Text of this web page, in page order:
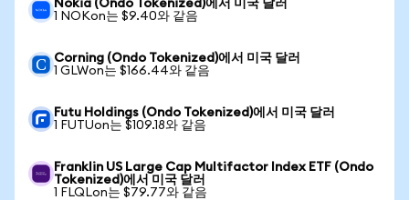
Nokia (Ondo Tokenized)에서 미국 달러
1 NOKon는 $9.40와 같음
Corning (Ondo Tokenized)에서 미국 달러
1 GLWon는 $166.44와 같음
Futu Holdings (Ondo Tokenized)에서 미국 달러
1 FUTUon는 $109.18와 같음
Franklin US Large Cap Multifactor Index ETF (Ondo
Tokenized)에서 미국 달러
1 FLQLon는 $79.77와 같음